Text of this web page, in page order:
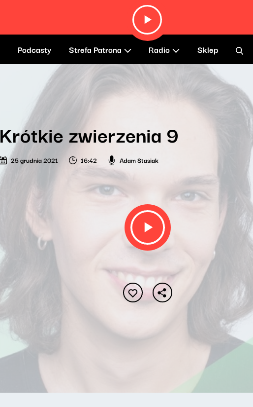
Podcasty Strefa Patrona Radio Sklep
Krótkie zwierzenia 9
25 grudnia 2021 16:42 Adam Stasiak